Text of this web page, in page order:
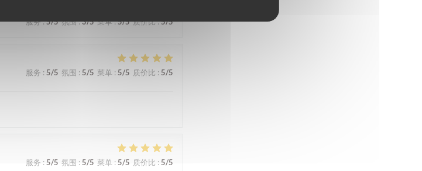
服务:5/5 氛围:3/5 菜单:5/5 质价比:5/5
服务 : 5/5 氛围 : 5/5 菜单 : 5/5 质价比 : 5/5
服务 : 5/5 氛围 : 5/5 菜单: 5/5 质价比 : 5/5